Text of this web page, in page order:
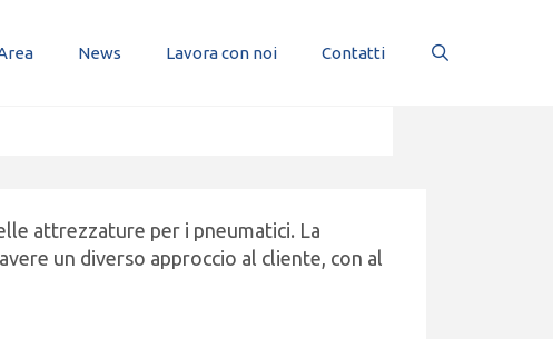
News Lavora con noi Contatti
attrezzature per i pneumatici. La
un diverso approccio al cliente, con al